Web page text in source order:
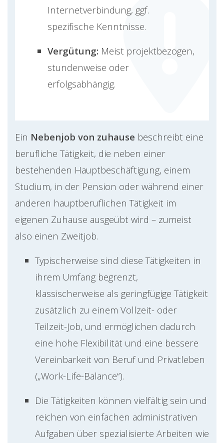
Internetverbindung, ggf.
spezifische Kenntnisse.
Vergütung: Meist projektbezogen,
stundenweise oder
erfolgsabhängig.
Ein Nebenjob von zuhause beschreibt eine
berufliche Tätigkeit, die neben einer
bestehenden Hauptbeschäftigung, einem
Studium, in der Pension oder während einer
anderen hauptberuflichen Tätigkeit im
eigenen Zuhause ausgeübt wird – zumeist
also einen Zweitjob.
Typischerweise sind diese Tätigkeiten in
ihrem Umfang begrenzt,
klassischerweise als geringfügige Tätigkeit
zusätzlich zu einem Vollzeit- oder
Teilzeit-Job, und ermöglichen dadurch
eine hohe Flexibilität und eine bessere
Vereinbarkeit von Beruf und Privatleben
(„Work-Life-Balance“).
Die Tätigkeiten können vielfältig sein und
reichen von einfachen administrativen
Aufgaben über spezialisierte Arbeiten wie